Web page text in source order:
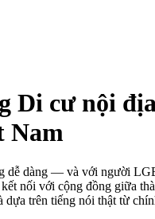
Di cư nội
Nam
dễ dàng — và với người
nối với cộng đồng giữa
trên tiếng nói thật từ